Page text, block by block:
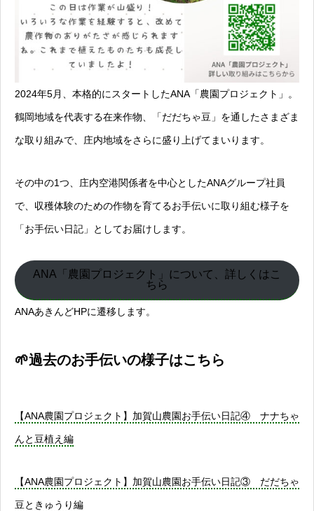
2024年5月、本格的にスタートしたANA「農園プロジェクト」。
鶴岡地域を代表する在来作物、「だだちゃ豆」を通したさまざま
な取り組みで、庄内地域をさらに盛り上げてまいります。
その中の1つ、庄内空港関係者を中心としたANAグループ社員
で、収穫体験のための作物を育てるお手伝いに取り組む様子を
「お手伝い日記」としてお届けします。
ANA「農園プロジェクト」について、詳しくはこ
ちら
ANAあきんどHPに遷移します。
🌱過去のお手伝いの様子はこちら
【ANA農園プロジェクト】加賀山農園お手伝い日記④ ナナちゃ
んと豆植え編
【ANA農園プロジェクト】加賀山農園お手伝い日記③ だだちゃ
豆ときゅうり編